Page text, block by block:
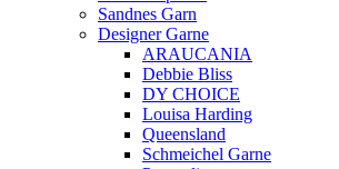
Sandnes Garn
Designer Garne
ARAUCANIA
Debbie Bliss
DY CHOICE
Louisa Harding
Queensland
Schmeichel Garne